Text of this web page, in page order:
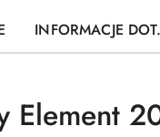
INFORMACJE
Element